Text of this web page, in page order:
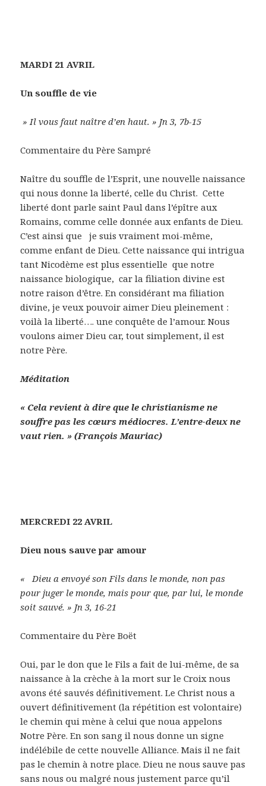
MARDI 21 AVRIL
Un souffle de vie
» Il vous faut naître d’en haut. » Jn 3, 7b-15
Commentaire du Père Sampré
Naître du souffle de l’Esprit, une nouvelle naissance
qui nous donne la liberté, celle du Christ. Cette
liberté dont parle saint Paul dans l’épître aux
Romains, comme celle donnée aux enfants de Dieu.
C’est ainsi que je suis vraiment moi-même,
comme enfant de Dieu. Cette naissance qui intrigua
tant Nicodème est plus essentielle que notre
naissance biologique, car la filiation divine est
notre raison d’être. En considérant ma filiation
divine, je veux pouvoir aimer Dieu pleinement :
voilà la liberté…. une conquête de l’amour. Nous
voulons aimer Dieu car, tout simplement, il est
notre Père.
Méditation
« Cela revient à dire que le christianisme ne
souffre pas les cœurs médiocres. L’entre-deux ne
vaut rien. » (François Mauriac)
MERCREDI 22 AVRIL
Dieu nous sauve par amour
«
Dieu a envoyé son Fils dans le monde, non pas
pour juger le monde, mais pour que, par lui, le monde
soit sauvé. » Jn 3, 16-21
Commentaire du Père Boët
Oui, par le don que le Fils a fait de lui-même, de sa
naissance à la crèche à la mort sur le Croix nous
avons été sauvés définitivement. Le Christ nous a
ouvert définitivement (la répétition est volontaire)
le chemin qui mène à celui que noua appelons
Notre Père. En son sang il nous donne un signe
indélébile de cette nouvelle Alliance. Mais il ne fait
pas le chemin à notre place. Dieu ne nous sauve pas
sans nous ou malgré nous justement parce qu’il